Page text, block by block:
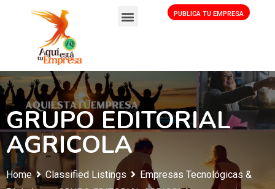
PUBLICA TU EMPRESA
GRUPO EDITORIAL
AGRICOLA
Home Classified Listings
Empresas Tecnológicas &